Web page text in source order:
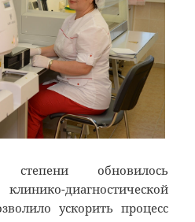
обновилось
диагностической
ускорить процесс